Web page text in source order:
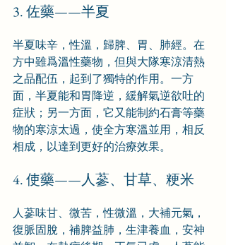
3. 佐藥——半夏
半夏味辛，性溫，歸脾、胃、肺經。在
方中雖爲溫性藥物，但與大隊寒涼清熱
之品配伍，起到了獨特的作用。一方
面，半夏能和胃降逆，緩解氣逆欲吐的
症狀；另一方面，它又能制約石膏等藥
物的寒涼太過，使全方寒溫並用，相反
相成，以達到更好的治療效果。
4. 使藥——人蔘、甘草、粳米
人蔘味甘、微苦，性微溫，大補元氣，
復脈固脫，補脾益肺，生津養血，安神